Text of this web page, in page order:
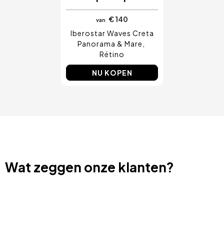
van
€ 140
Iberostar Waves Creta
Panorama & Mare
Rétino
NU KOPEN
Wat zeggen onze klanten?